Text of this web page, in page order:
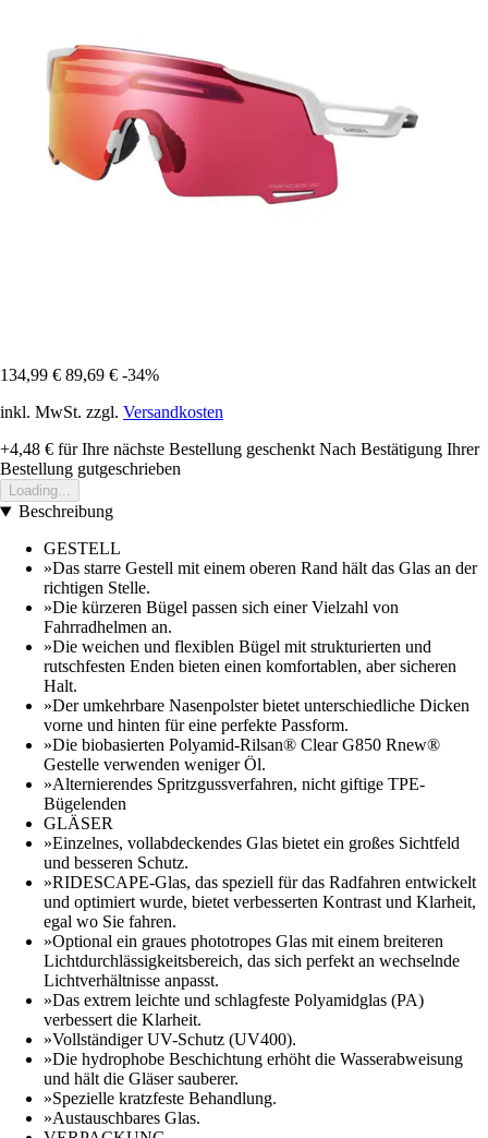
134,99 € 89,69 € -34%
inkl. MwSt. zzgl. Versandkosten
+4,48 € für Ihre nächste Bestellung geschenkt Nach Bestätigung Ihrer
Bestellung gutgeschrieben
Loading...
Beschreibung
GESTELL
»Das starre Gestell mit einem oberen Rand hält das Glas an der
richtigen Stelle.
»Die kürzeren Bügel passen sich einer Vielzahl von
Fahrradhelmen an.
»Die weichen und flexiblen Bügel mit strukturierten und
rutschfesten Enden bieten einen komfortablen, aber sicheren
Halt.
»Der umkehrbare Nasenpolster bietet unterschiedliche Dicken
vorne und hinten für eine perfekte Passform.
»Die biobasierten Polyamid-Rilsan® Clear G850 Rnew®
Gestelle verwenden weniger Öl.
»Alternierendes Spritzgussverfahren, nicht giftige TPE-
Bügelenden
GLÄSER
»Einzelnes, vollabdeckendes Glas bietet ein großes Sichtfeld
und besseren Schutz.
»RIDESCAPE-Glas, das speziell für das Radfahren entwickelt
und optimiert wurde, bietet verbesserten Kontrast und Klarheit,
egal wo Sie fahren.
»Optional ein graues phototropes Glas mit einem breiteren
Lichtdurchlässigkeitsbereich, das sich perfekt an wechselnde
Lichtverhältnisse anpasst.
»Das extrem leichte und schlagfeste Polyamidglas (PA)
verbessert die Klarheit.
»Vollständiger UV-Schutz (UV400).
»Die hydrophobe Beschichtung erhöht die Wasserabweisung
und hält die Gläser sauberer.
»Spezielle kratzfeste Behandlung.
»Austauschbares Glas.